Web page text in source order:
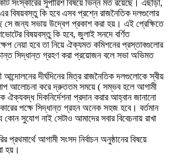
সংস্কারের সুপারিশ বিষয়ে ভিন্ন মত রয়েছে। এছাড়া,
বিষয়বস্তু কি হবে এসব প্রশ্নে রাজনৈতিক দলগুলোর
সে জন্য সভায় উদ্বেগ প্রকাশ করা হয়। এই প্রেক্ষিতে
বিষয়বস্তু কি হবে, জুলাই সনদে বর্ণিত
নেয়া হবে তা নিয়ে ঐক্যমত কমিশনের প্রস্তাবগুলোর
সিদ্ধান্ত গ্রহণ করা প্রয়োজন বলে সভা অভিমত
আন্দোলনের দীর্ঘদিনের মিত্র রাজনৈতিক দলগুলোকে স্বীয়
আলোচনা করে দ্রুততম সময়ে ( সম্ভব হলে আগামী
দিকনির্দেশনা প্রদান করার আহ্বান জানানো
পক্ষে সিদ্ধান্ত গ্রহন অনেক সহজ হবে। বর্তমান
কোন সুযোগ নাই সেটাও আমাদের সবার বিবেচনায় রাখা
আগামী সংসদ নির্বাচন অনুষ্ঠানের বিষয়ে
হয়।